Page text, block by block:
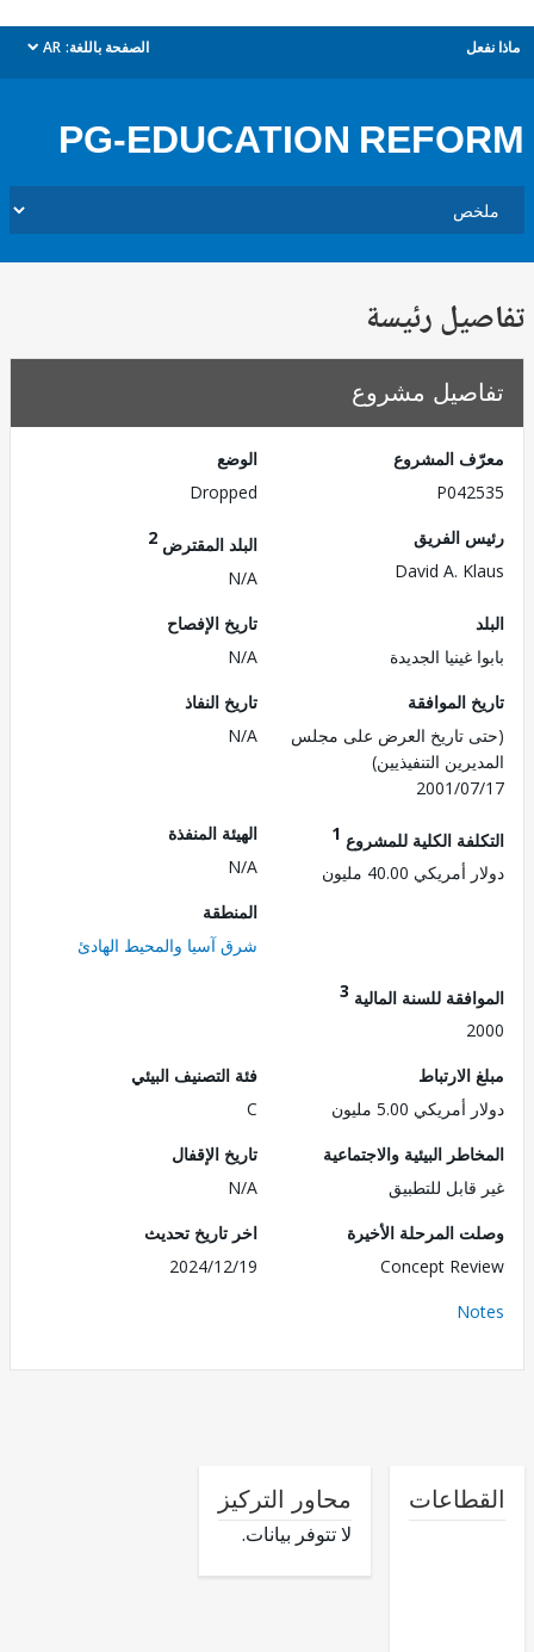
الصفحة باللغة: AR
dropdown
PG-EDUCATION
رئيسة
مشروع
المشروع
Dropped
الفريق
David A.
البلد المقترض
غينيا الجديدة
تاريخ الإفصاح
الموافقة
تاريخ العرض على مجلس
التنفيذيين)
2001/
تاريخ النفاذ
N/A
الكلية للمشروع1
40.00 مليون
الهيئة المنفذة
شرق آسيا والمحيط الهادئ
للسنة المالية3
5.00 مليون
فئة التصنيف البيئي
البيئية والاجتماعية
للتطبيق
تاريخ الإقفال
المرحلة الأخيرة
Concept
اخر تاريخ تحديث
2024/12/19
محاور التركيز
لا تتوفر بيانات.